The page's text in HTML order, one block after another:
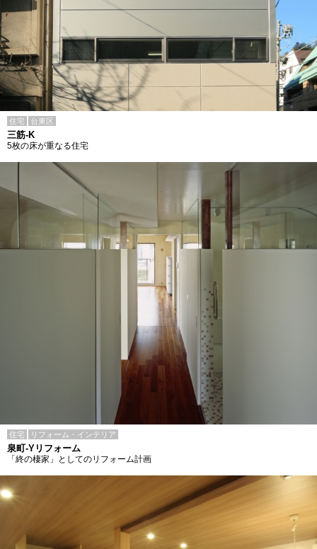
住宅 台東区
三筋-K
5枚の床が重なる住宅
住宅 リフォーム・インテリア
泉町-Yリフォーム
「終の棲家」としてのリフォーム計画